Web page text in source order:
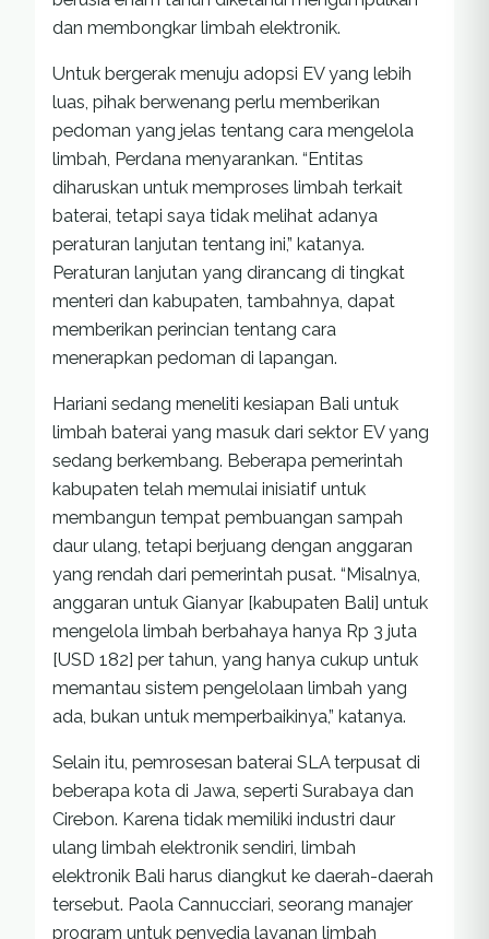
dan membongkar limbah elektronik.
Untuk bergerak menuju adopsi EV yang lebih
luas, pihak berwenang perlu memberikan
pedoman yang jelas tentang cara mengelola
limbah, Perdana menyarankan. “Entitas
diharuskan untuk memproses limbah terkait
baterai, tetapi saya tidak melihat adanya
peraturan lanjutan tentang ini,” katanya.
Peraturan lanjutan yang dirancang di tingkat
menteri dan kabupaten, tambahnya, dapat
memberikan perincian tentang cara
menerapkan pedoman di lapangan.
Hariani sedang meneliti kesiapan Bali untuk
limbah baterai yang masuk dari sektor EV yang
sedang berkembang. Beberapa pemerintah
kabupaten telah memulai inisiatif untuk
membangun tempat pembuangan sampah
daur ulang, tetapi berjuang dengan anggaran
yang rendah dari pemerintah pusat. “Misalnya,
anggaran untuk Gianyar [kabupaten Bali] untuk
mengelola limbah berbahaya hanya Rp 3 juta
[USD 182] per tahun, yang hanya cukup untuk
memantau sistem pengelolaan limbah yang
ada, bukan untuk memperbaikinya,” katanya.
Selain itu, pemrosesan baterai SLA terpusat di
beberapa kota di Jawa, seperti Surabaya dan
Cirebon. Karena tidak memiliki industri daur
ulang limbah elektronik sendiri, limbah
elektronik Bali harus diangkut ke daerah-daerah
tersebut. Paola Cannucciari, seorang manajer
program untuk penyedia layanan limbah